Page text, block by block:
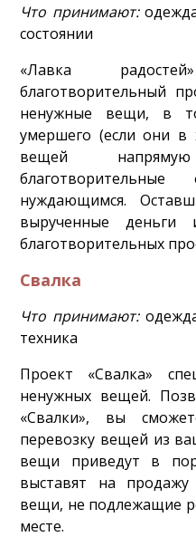
Что принимают:
состоянии
«Лавка
благотворительный
ненужные вещи, в
умершего (если они в
вещей
нуждающимся.
вырученные деньги
благотворительных
Свалка
Что принимают:
техника
Проект «Свалка»
ненужных вещей.
«Свалки», вы
перевозку вещей из
вещи приведут в
выставят на
вещи, не подлежащие
месте.